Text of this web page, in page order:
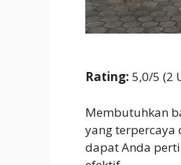
Rating: 5,0/5 (2
Membutuhkan
yang terpercaya
dapat Anda